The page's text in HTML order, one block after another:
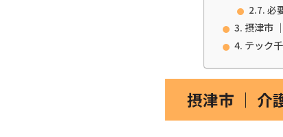
必
摂津市
テック
摂津市 ｜ 介